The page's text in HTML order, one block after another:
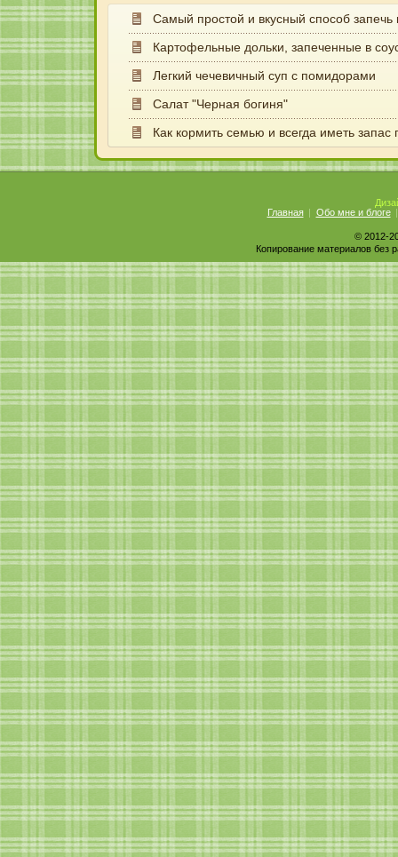
KolambaPew
Cпасибо! Очень хороший и полезный сайт. Удачи
Chupacabras
Лена, спасибо тебе за такой искренний рассказ.
Анна
Если мороженое вкусное, его классно и без
Ааааа, вот оно что! Ты оказывается по
Вот и так думаю)). Спасибо, Лена! ;)...
Лиза
danashop.ru
Самый простой и вкусный способ запечь
Картофельные дольки, запеченные в
Легкий чечевичный суп с помидорами
Салат "Черная богиня"
Как кормить семью и всегда иметь
Главная
Обо мне и блоге
© 2012-
Копирование материалов без